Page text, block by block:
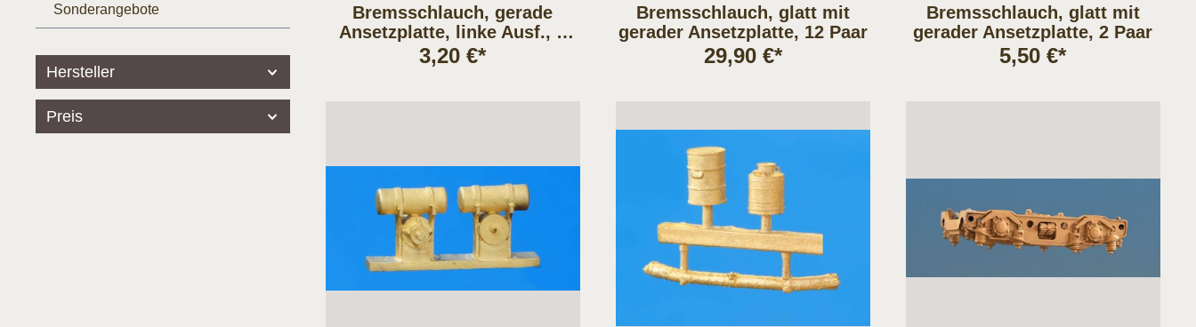
Sonderangebote
Hersteller
Preis
Bremsschlauch, gerade
Ansetzplatte, linke Ausf., 2
Stück
3,20 €*
Bremsschlauch, glatt mit
gerader Ansetzplatte, 12 Paar
29,90 €*
Bremsschlauch, glatt mit
gerader Ansetzplatte, 2 Paar
5,50 €*